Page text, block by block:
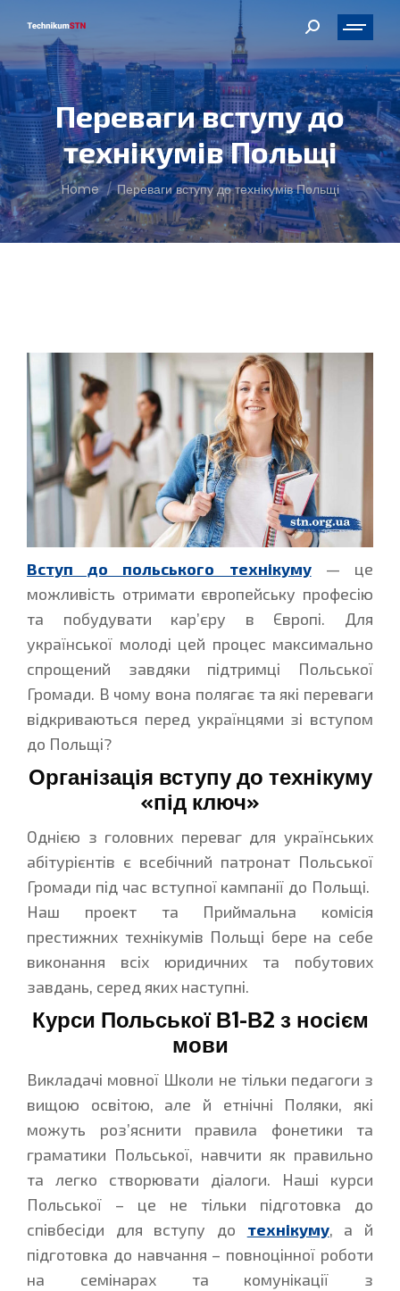
Search:
Переваги вступу до
технікумів Польщі
You are here:
Home Переваги вступу до технікумів Польщі
Вступ до польського технікуму— це
можливість отримати європейську професію
та побудувати кар’єру в Європі. Для
української молоді цей процес максимально
спрощений завдяки підтримці Польської
Громади. В чому вона полягає та які переваги
відкриваються перед українцями зі вступом
до Польщі?
Організація вступу до технікуму
«під ключ»
Однією з головних переваг для українських
абітурієнтів є всебічний патронат Польської
Громади під час вступної кампанії до Польщі.
Наш проект та Приймальна комісія
престижних технікумів Польщі бере на себе
виконання всіх юридичних та побутових
завдань, серед яких наступні.
Курси Польської В1-В2 з носієм
мови
Викладачі мовної Школи не тільки педагоги з
вищою освітою, але й етнічні Поляки, які
можуть роз’яснити правила фонетики та
граматики Польської, навчити як правильно
та легко створювати діалоги. Наші курси
Польської – це не тільки підготовка до
співбесіди для вступу до технікуму, а й
підготовка до навчання – повноцінної роботи
на семінарах та комунікації з